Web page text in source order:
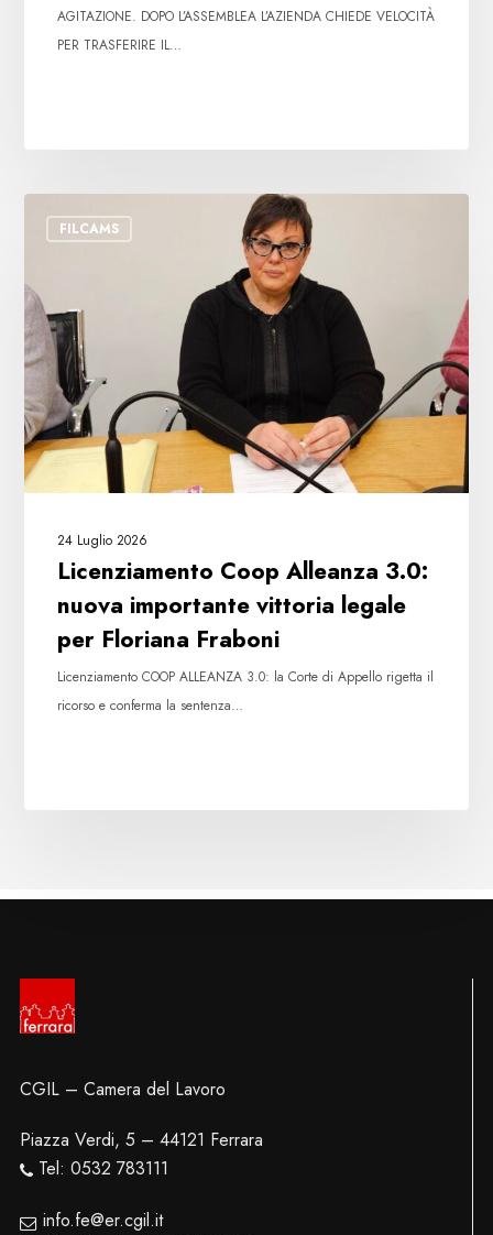
AGITAZIONE. DOPO L’ASSEMBLEA L’AZIENDA CHIEDE VELOCITÀ
PER TRASFERIRE IL…
FILCAMS
Coop
3.0:
nuova
importante
vittoria
legale
per
Floriana
Fraboni
24 Luglio 2026
Licenziamento Coop Alleanza 3.0:
nuova importante vittoria legale
per Floriana Fraboni
Licenziamento COOP ALLEANZA 3.0: la Corte di Appello rigetta il
ricorso e conferma la sentenza…
CGIL – Camera del Lavoro
Piazza Verdi, 5 – 44121 Ferrara
Tel: 0532 783111
info.fe@er.cgil.it